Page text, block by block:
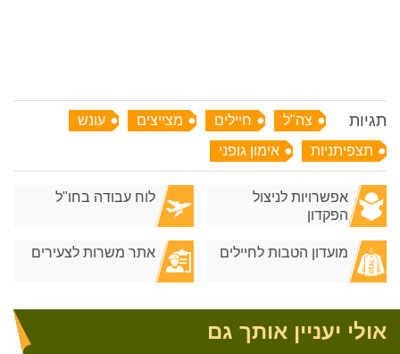
תגיות צה"ל חיילים מצייצים
עונש
תצפיתניות
אימון גופני
אפשרויות לניצול
הפקדון
לוח עבודה בחו"ל
מועדון הטבות לחיילים אתר משרות לצעירים
אולי יעניין אותך גם